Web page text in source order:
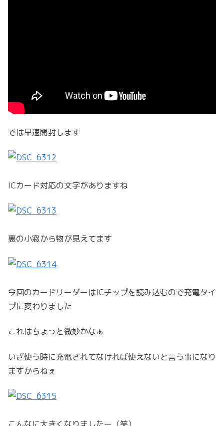
では早速開封します
ICカード対応の文字がありますね
裏の小窓から物が見えてます
今回のカードリーダーはICチップを読み込むので充電タイ
プに変わりました
これはちょっと微妙かなぁ
いざ使う時に充電されてなければ使えないと言う事になり
ますからねぇ